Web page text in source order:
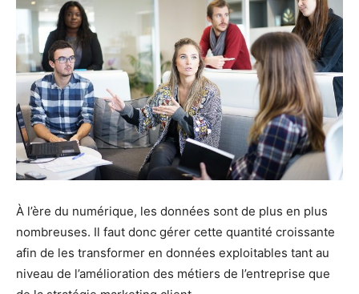
À l’ère du numérique, les données sont de plus en plus
nombreuses. Il faut donc gérer cette quantité croissante
afin de les transformer en données exploitables tant au
niveau de l’amélioration des métiers de l’entreprise que